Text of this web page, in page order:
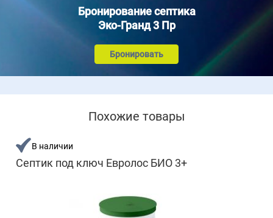
Бронирование септика
Эко-Гранд 3 Пр
Бронировать
Похожие товары
В наличии
Септик под ключ Евролос БИО 3+